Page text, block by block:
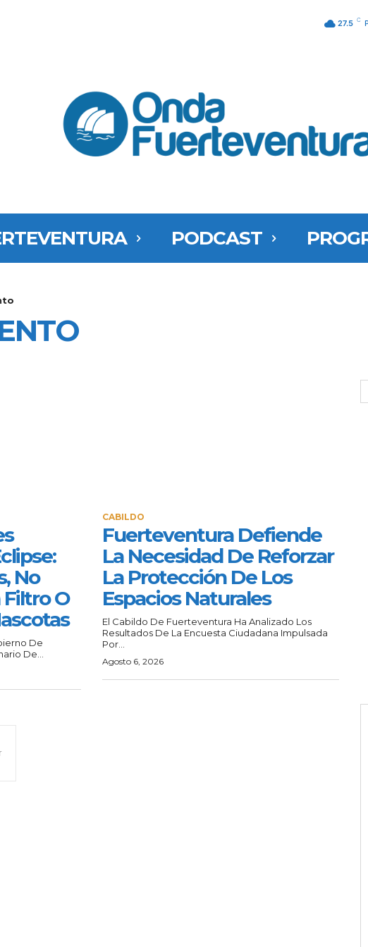
27.5 C
PODCAST
No
Filtro O
De
De...
CABILDO
Fuerteventura Defiende
La Necesidad De Reforzar
La Protección De Los
Espacios Naturales
El Cabildo De Fuerteventura Ha Analizado Los
Resultados De La Encuesta Ciudadana Impulsada
Por...
Agosto 6, 2026